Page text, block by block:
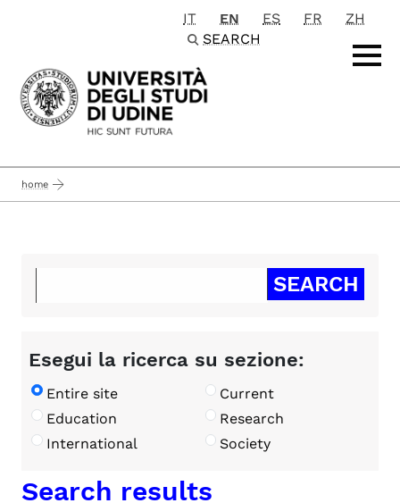
Passa al contenuto principale
IT EN ES FR
ZH
SEARCH
home
Esegui la ricerca su sezione:
Entire site
Current
Education
Research
International
Society
Search results